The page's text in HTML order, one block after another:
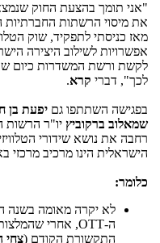
"אני תומך בהצעת החוק
את מיסוי הרשתות החברתיות
מאז כניסתי לתפקיד, שוק
אפשרויות לשילוב היצירה
לקשת ורשת המשדרות כיום
לכך", דברי קרא.
בפגישה השתתפו גם יפעת בן
שמאלוב ברקוביץ יו"ר הרשות
רחבה את נושא שידורי
הישראלית הינו מרכיב מרכזי
כלומר:
לא יקרה מאומה בשנה
ה-OTT, אחרי שהמלצות "
התקשורת הקודם (צחי